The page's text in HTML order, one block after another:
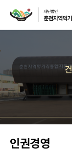
인사말 CI
인권경영